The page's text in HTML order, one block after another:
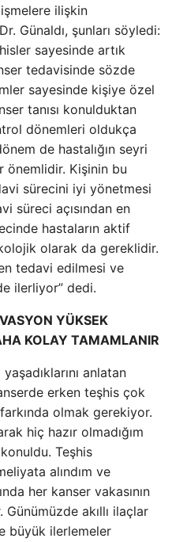
ilişkin
Günaldı, şunları söyledi:
sayesinde artık
tedavisinde sözde
sayesinde kişiye özel
tanısı konulduktan
dönemleri oldukça
de hastalığın seyri
önemlidir. Kişinin bu
sürecini iyi yönetmesi
süreci açısından en
hastaların aktif
olarak da gereklidir.
tedavi edilmesi ve
ilerliyor” dedi.
YÜKSEK
KOLAY TAMAMLANIR
anlatan
erken teşhis çok
olmak gerekiyor.
hiç hazır olmadığım
Teşhis
alındım ve
her kanser vakasının
akıllı ilaçlar
büyük ilerlemeler